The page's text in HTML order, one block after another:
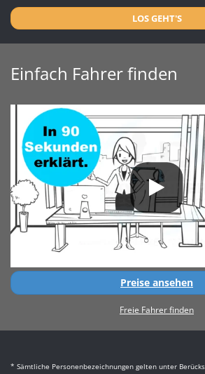
LOS GEHT'S
Einfach Fahrer finden
Preise ansehen
Freie Fahrer finden
* Sämtliche Personenbezeichnungen gelten unter